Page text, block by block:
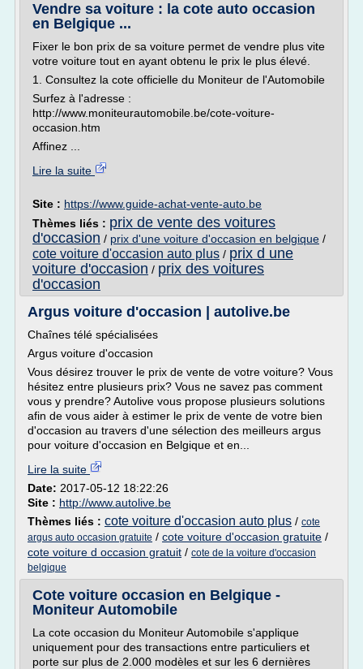
Vendre sa voiture : la cote auto occasion
en Belgique ...
Fixer le bon prix de sa voiture permet de vendre plus vite
votre voiture tout en ayant obtenu le prix le plus élevé.
1. Consultez la cote officielle du Moniteur de l'Automobile
Surfez à l'adresse :
http://www.moniteurautomobile.be/cote-voiture-
occasion.htm
Affinez ...
Lire la suite
Site : https://www.guide-achat-vente-auto.be
Thèmes liés : prix de vente des voitures
d'occasion / prix d'une voiture d'occasion en belgique /
cote voiture d'occasion auto plus / prix d une
voiture d'occasion / prix des voitures
d'occasion
Argus voiture d'occasion | autolive.be
Chaînes télé spécialisées
Argus voiture d'occasion
Vous désirez trouver le prix de vente de votre voiture? Vous
hésitez entre plusieurs prix? Vous ne savez pas comment
vous y prendre? Autolive vous propose plusieurs solutions
afin de vous aider à estimer le prix de vente de votre bien
d'occasion au travers d'une sélection des meilleurs argus
pour voiture d'occasion en Belgique et en...
Lire la suite
Date: 2017-05-12 18:22:26
Site : http://www.autolive.be
Thèmes liés : cote voiture d'occasion auto plus / cote
argus auto occasion gratuite / cote voiture d'occasion gratuite /
cote voiture d occasion gratuit / cote de la voiture d'occasion
belgique
Cote voiture occasion en Belgique -
Moniteur Automobile
La cote occasion du Moniteur Automobile s'applique
uniquement pour des transactions entre particuliers et
porte sur plus de 2.000 modèles et sur les 6 dernières